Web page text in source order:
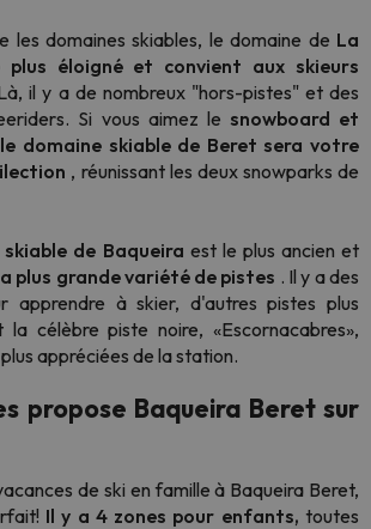
les domaines skiables, le domaine de La
éloigné et convient aux skieurs
il y a de nombreux "hors-pistes" et des
Si vous aimez le snowboard et
domaine skiable de Beret sera votre
, réunissant les deux snowparks de
de Baqueira est le plus ancien et
plus grande variété de pistes . Il y a des
apprendre à skier, d'autres pistes plus
la célèbre piste noire, «Escornacabres»,
appréciées de la station.
propose Baqueira Beret sur
de ski en famille à Baqueira Beret,
Il y a 4 zones pour enfants, toutes